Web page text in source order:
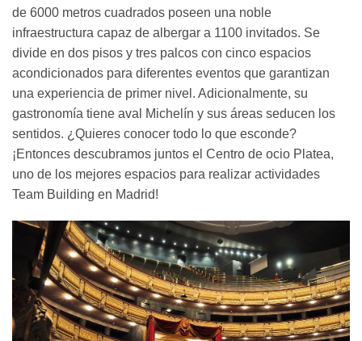
de 6000 metros cuadrados poseen una noble
infraestructura capaz de albergar a 1100 invitados. Se
divide en dos pisos y tres palcos con cinco espacios
acondicionados para diferentes eventos que garantizan
una experiencia de primer nivel. Adicionalmente, su
gastronomía tiene aval Michelín y sus áreas seducen los
sentidos. ¿Quieres conocer todo lo que esconde?
¡Entonces descubramos juntos el Centro de ocio Platea,
uno de los mejores espacios para realizar actividades
Team Building en Madrid!